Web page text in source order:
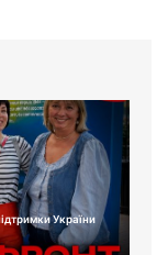
України